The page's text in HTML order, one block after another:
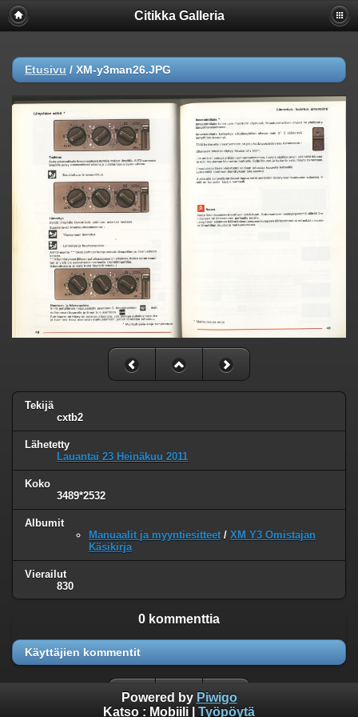
Citikka Galleria
Etusivu / XM-y3man26.JPG
Tekijä
cxtb2
Lähetetty
Lauantai 23 Heinäkuu 2011
Koko
3489*2532
Albumit
Manuaalit ja myyntiesitteet / XM Y3 Omistajan
Käsikirja
Vierailut
830
0 kommenttia
Käyttäjien kommentit
Powered by Piwigo
Katso : Mobiili Työpöytä